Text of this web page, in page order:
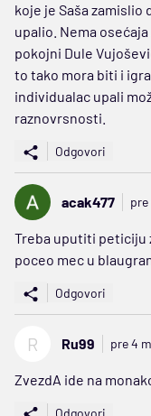
koje je Saša zamislio
upalio. Nema
pokojni Dule
to tako mora biti i
individualac upali
raznovrsnosti.
Odgovori
acak477 pre
Treba uputiti peticiju
poceo mec u
Odgovori
R Ru99 pre 4
ZvezdA ide na
Odgovori